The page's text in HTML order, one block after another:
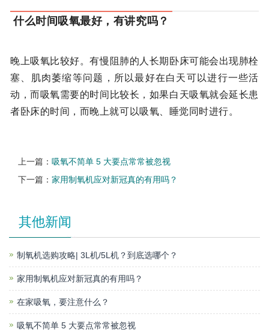
什么时间吸氧最好，有讲究吗？
晚上吸氧比较好。有慢阻肺的人长期卧床可能会出现肺栓
塞、肌肉萎缩等问题，所以最好在白天可以进行一些活
动，而吸氧需要的时间比较长，如果白天吸氧就会延长患
者卧床的时间，而晚上就可以吸氧、睡觉同时进行。
上一篇： 吸氧不简单 5 大要点常常被忽视
下一篇： 家用制氧机应对新冠真的有用吗？
其他新闻
制氧机选购攻略| 3L机/5L机？到底选哪个？
家用制氧机应对新冠真的有用吗？
在家吸氧，要注意什么？
吸氧不简单 5 大要点常常被忽视